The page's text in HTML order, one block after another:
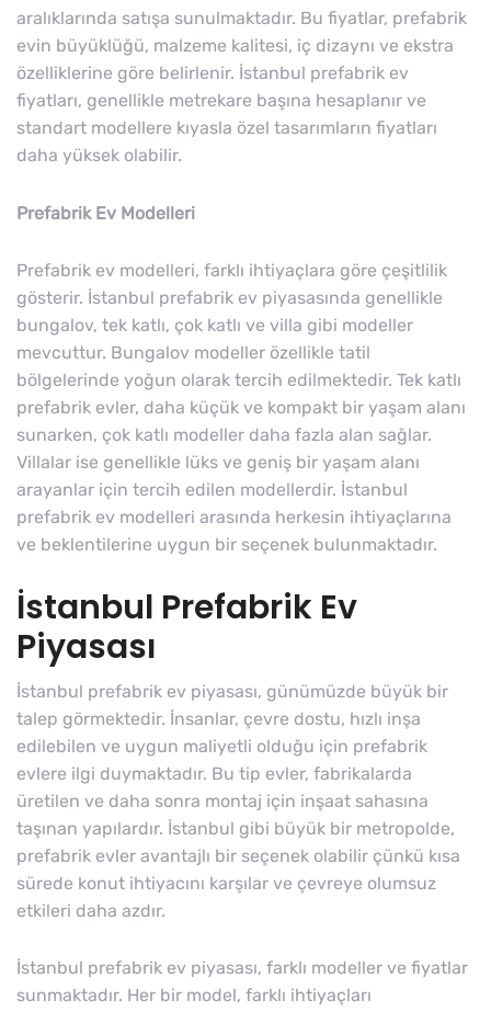
aralıklarında satışa sunulmaktadır. Bu fiyatlar, prefabrik
evin büyüklüğü, malzeme kalitesi, iç dizaynı ve ekstra
özelliklerine göre belirlenir. İstanbul prefabrik ev
fiyatları, genellikle metrekare başına hesaplanır ve
standart modellere kıyasla özel tasarımların fiyatları
daha yüksek olabilir.
Prefabrik Ev Modelleri
Prefabrik ev modelleri, farklı ihtiyaçlara göre çeşitlilik
gösterir. İstanbul prefabrik ev piyasasında genellikle
bungalov, tek katlı, çok katlı ve villa gibi modeller
mevcuttur. Bungalov modeller özellikle tatil
bölgelerinde yoğun olarak tercih edilmektedir. Tek katlı
prefabrik evler, daha küçük ve kompakt bir yaşam alanı
sunarken, çok katlı modeller daha fazla alan sağlar.
Villalar ise genellikle lüks ve geniş bir yaşam alanı
arayanlar için tercih edilen modellerdir. İstanbul
prefabrik ev modelleri arasında herkesin ihtiyaçlarına
ve beklentilerine uygun bir seçenek bulunmaktadır.
İstanbul Prefabrik Ev
Piyasası
İstanbul prefabrik ev piyasası, günümüzde büyük bir
talep görmektedir. İnsanlar, çevre dostu, hızlı inşa
edilebilen ve uygun maliyetli olduğu için prefabrik
evlere ilgi duymaktadır. Bu tip evler, fabrikalarda
üretilen ve daha sonra montaj için inşaat sahasına
taşınan yapılardır. İstanbul gibi büyük bir metropolde,
prefabrik evler avantajlı bir seçenek olabilir çünkü kısa
sürede konut ihtiyacını karşılar ve çevreye olumsuz
etkileri daha azdır.
İstanbul prefabrik ev piyasası, farklı modeller ve fiyatlar
sunmaktadır. Her bir model, farklı ihtiyaçları